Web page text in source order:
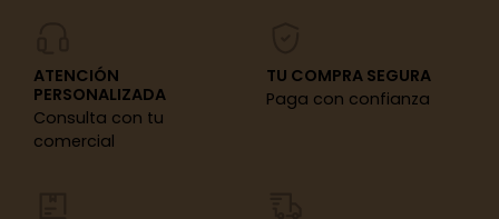
ATENCIÓN
PERSONALIZADA
Consulta con tu
comercial
TU COMPRA SEGURA
Paga con confianza